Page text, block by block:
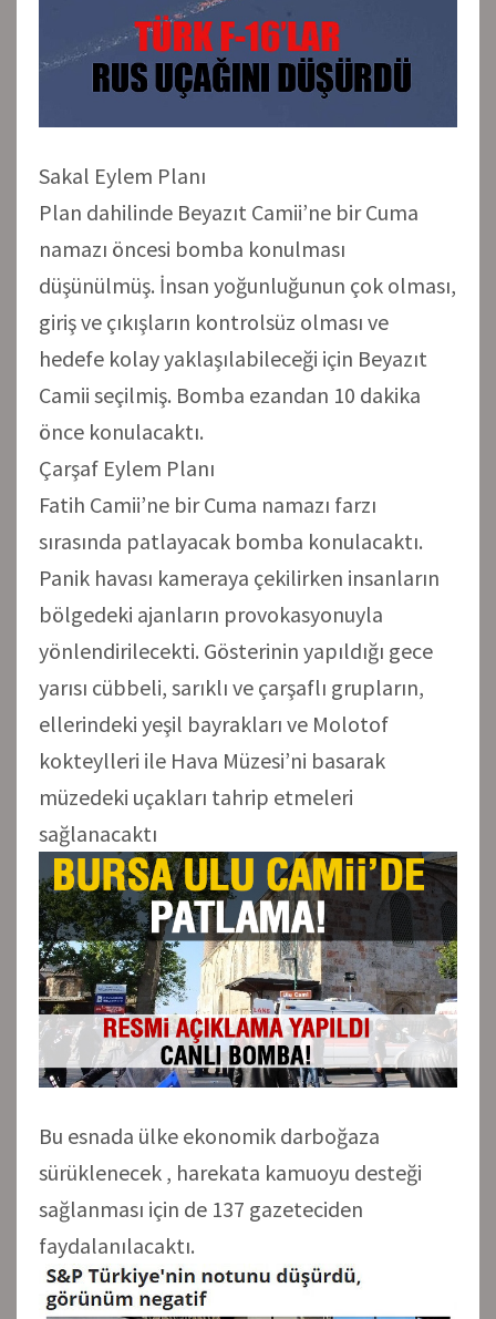
Sakal Eylem Planı
Plan dahilinde Beyazıt Camii’ne bir Cuma
namazı öncesi bomba konulması
düşünülmüş. İnsan yoğunluğunun çok olması,
giriş ve çıkışların kontrolsüz olması ve
hedefe kolay yaklaşılabileceği için Beyazıt
Camii seçilmiş. Bomba ezandan 10 dakika
önce konulacaktı.
Çarşaf Eylem Planı
Fatih Camii’ne bir Cuma namazı farzı
sırasında patlayacak bomba konulacaktı.
Panik havası kameraya çekilirken insanların
bölgedeki ajanların provokasyonuyla
yönlendirilecekti. Gösterinin yapıldığı gece
yarısı cübbeli, sarıklı ve çarşaflı grupların,
ellerindeki yeşil bayrakları ve Molotof
kokteylleri ile Hava Müzesi’ni basarak
müzedeki uçakları tahrip etmeleri
sağlanacaktı
Bu esnada ülke ekonomik darboğaza
sürüklenecek , harekata kamuoyu desteği
sağlanması için de 137 gazeteciden
faydalanılacaktı.